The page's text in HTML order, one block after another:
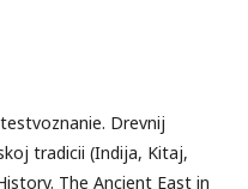
Drevnij
tradicii (Indija, Kitaj,
The Ancient East in